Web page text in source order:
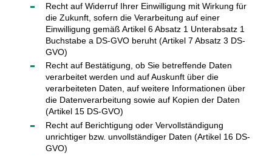
Recht auf Widerruf Ihrer Einwilligung mit Wirkung für
die Zukunft, sofern die Verarbeitung auf einer
Einwilligung gemäß Artikel 6 Absatz 1 Unterabsatz 1
Buchstabe a DS-GVO beruht (Artikel 7 Absatz 3 DS-
GVO)
Recht auf Bestätigung, ob Sie betreffende Daten
verarbeitet werden und auf Auskunft über die
verarbeiteten Daten, auf weitere Informationen über
die Datenverarbeitung sowie auf Kopien der Daten
(Artikel 15 DS-GVO)
Recht auf Berichtigung oder Vervollständigung
unrichtiger bzw. unvollständiger Daten (Artikel 16 DS-
GVO)